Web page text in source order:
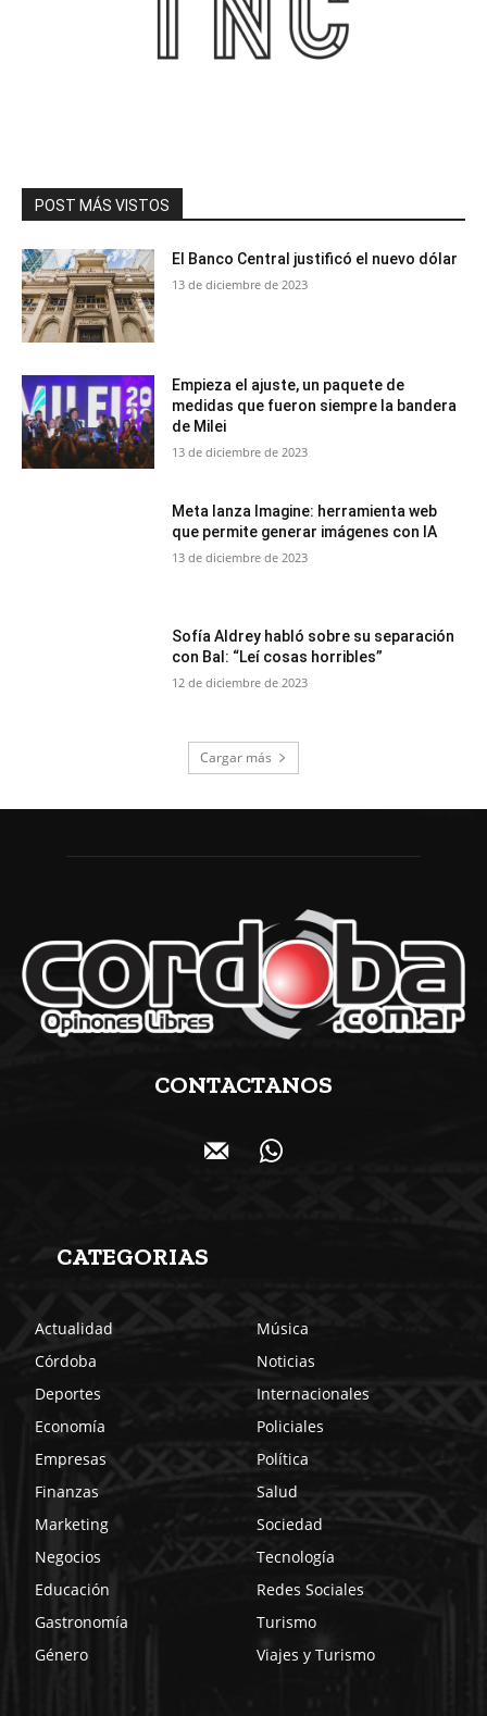
POST MÁS VISTOS
El Banco Central justificó el nuevo dólar
13 de diciembre de 2023
Empieza el ajuste, un paquete de
medidas que fueron siempre la bandera
de Milei
13 de diciembre de 2023
Meta lanza Imagine: herramienta web
que permite generar imágenes con IA
13 de diciembre de 2023
Sofía Aldrey habló sobre su separación
con Bal: “Leí cosas horribles”
12 de diciembre de 2023
Cargar más
CONTACTANOS
CATEGORIAS
Actualidad
Córdoba
Deportes
Economía
Empresas
Finanzas
Marketing
Negocios
Educación
Gastronomía
Género
Música
Noticias
Internacionales
Policiales
Política
Salud
Sociedad
Tecnología
Redes Sociales
Turismo
Viajes y Turismo